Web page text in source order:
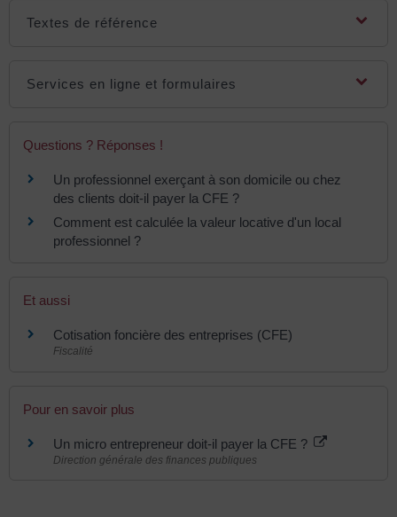
Textes de référence
Services en ligne et formulaires
Questions ? Réponses !
Un professionnel exerçant à son domicile ou chez
des clients doit-il payer la CFE ?
Comment est calculée la valeur locative d'un local
professionnel ?
Et aussi
Cotisation foncière des entreprises (CFE)
Fiscalité
Pour en savoir plus
Un micro entrepreneur doit-il payer la CFE ?
Direction générale des finances publiques